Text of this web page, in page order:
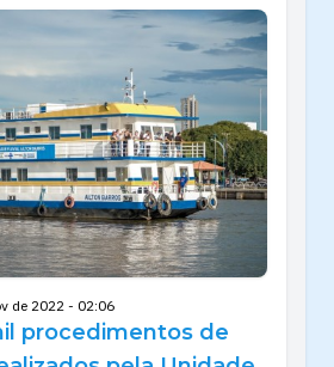
de 2022 - 02:06
procedimentos de